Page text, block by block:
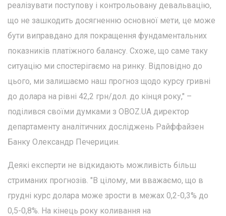
реалізувати поступову і контрольовану девальвацію,
що не зашкодить досягненню основної мети, це може
бути виправдано для покращення фундаментальних
показників платіжного балансу. Схоже, що саме таку
ситуацію ми спостерігаємо на ринку. Відповідно до
цього, ми залишаємо наш прогноз щодо курсу гривні
до долара на рівні 42,2 грн/дол. до кінця року," –
поділився своїми думками з OBOZ.UA директор
департаменту аналітичних досліджень Райффайзен
Банку Олександр Печерицин.
Деякі експерти не відкидають можливість більш
стриманих прогнозів. "В цілому, ми вважаємо, що в
грудні курс долара може зрости в межах 0,2-0,3% до
0,5-0,8%. На кінець року коливання на